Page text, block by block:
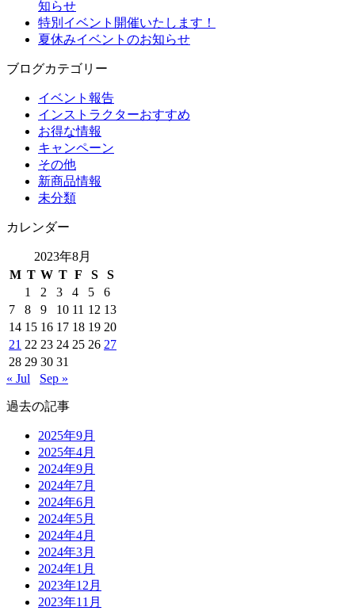
知らせ
特別イベント開催いたします！
夏休みイベントのお知らせ
ブログカテゴリー
イベント報告
インストラクターおすすめ
お得な情報
キャンペーン
その他
新商品情報
未分類
カレンダー
2023年8月
M T W T F S
S
1
2 3 4 5
6
7
8 9 10 11 12 13
14 15 16 17 18 19 20
21 22 23 24 25 26 27
28 29 30 31
« Jul
Sep »
過去の記事
2025年9月
2025年4月
2024年9月
2024年7月
2024年6月
2024年5月
2024年4月
2024年3月
2024年1月
2023年12月
2023年11月